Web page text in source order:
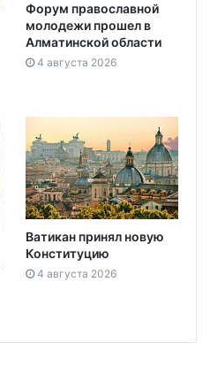
Форум православной
молодежи прошел в
Алматинской области
4 августа 2026
Ватикан принял новую
Конституцию
4 августа 2026